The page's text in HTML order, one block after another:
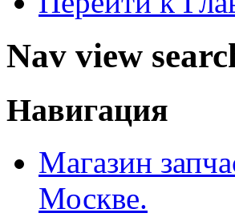
Nav view
Навигация
Магазин
Москве.